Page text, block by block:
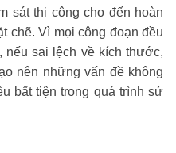
sát thi công cho đến hoàn
chẽ. Vì mọi công đoạn đều
nếu sai lệch về kích thước,
nên những vấn đề không
bất tiện trong quá trình sử